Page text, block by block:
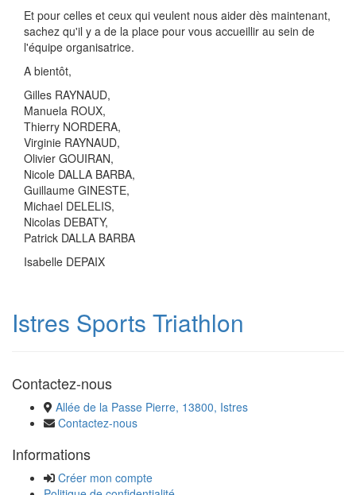
Et pour celles et ceux qui veulent nous aider dès maintenant,
sachez qu'il y a de la place pour vous accueillir au sein de
l'équipe organisatrice.
A bientôt,
Gilles RAYNAUD,
Manuela ROUX,
Thierry NORDERA,
Virginie RAYNAUD,
Olivier GOUIRAN,
Nicole DALLA BARBA,
Guillaume GINESTE,
Michael DELELIS,
Nicolas DEBATY,
Patrick DALLA BARBA
Isabelle DEPAIX
Istres Sports Triathlon
Contactez-nous
Allée de la Passe Pierre, 13800, Istres
Contactez-nous
Informations
Créer mon compte